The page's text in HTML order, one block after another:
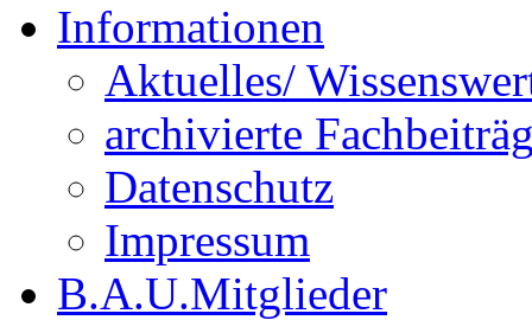
Informationen
Aktuelles/
archivierte
Datenschutz
Impressum
B.A.U.Mitglieder